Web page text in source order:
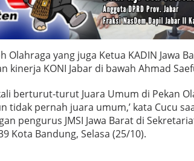
Olahraga yang juga Ketua KADIN Jawa
kinerja KONI Jabar di bawah Ahmad
berturut-turut Juara Umum di Pekan
tidak pernah juara umum,’ kata Cucu
pengurus JMSI Jawa Barat di
Kota Bandung, Selasa (25/10).